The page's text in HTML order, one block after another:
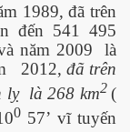
1989, đã trên
đến 541 495
năm 2009
là
2012, đã trên
lỵ là 268 km2 (
0 57’ vĩ tuyến